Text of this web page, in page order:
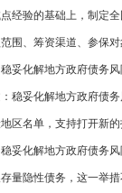
经验的基础上，制定
围、筹资渠道、参保
妥化解地方政府债务
稳妥化解地方政府债
区名单，支持打开新
妥化解地方政府债务
量隐性债务，这一举